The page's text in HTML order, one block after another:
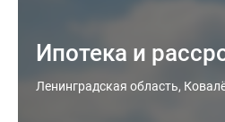
Ипотека и
Ленинградская область,